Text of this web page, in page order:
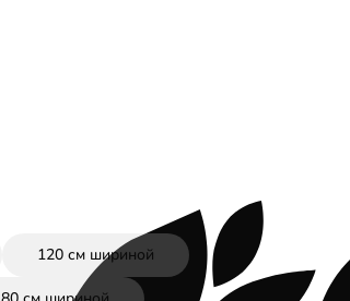
120 см шириной